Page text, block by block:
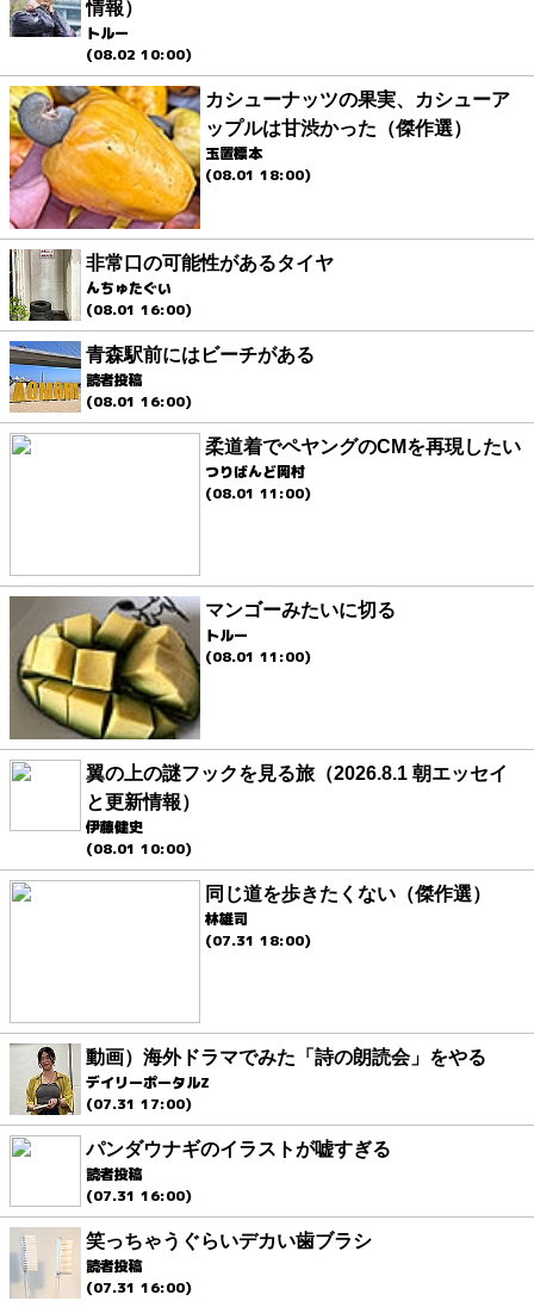
情報）
トルー
(08.02 10:00)
カシューナッツの果実、カシューア
ップルは甘渋かった（傑作選）
玉置標本
(08.01 18:00)
非常口の可能性があるタイヤ
んちゅたぐい
(08.01 16:00)
青森駅前にはビーチがある
読者投稿
(08.01 16:00)
柔道着でペヤングのCMを再現したい
つりばんど岡村
(08.01 11:00)
マンゴーみたいに切る
トルー
(08.01 11:00)
翼の上の謎フックを見る旅（2026.8.1 朝エッセイ
と更新情報）
伊藤健史
(08.01 10:00)
同じ道を歩きたくない（傑作選）
林雄司
(07.31 18:00)
動画）海外ドラマでみた「詩の朗読会」をやる
デイリーポータルZ
(07.31 17:00)
パンダウナギのイラストが嘘すぎる
読者投稿
(07.31 16:00)
笑っちゃうぐらいデカい歯ブラシ
読者投稿
(07.31 16:00)